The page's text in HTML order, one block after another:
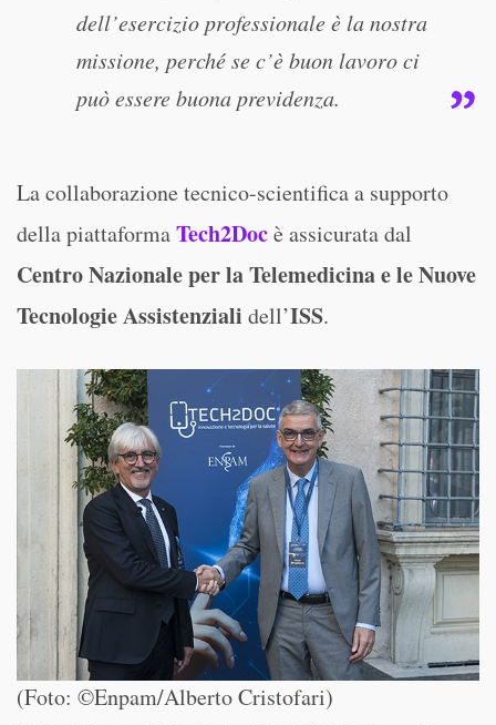
dell’esercizio professionale è la nostra
missione, perché se c’è buon lavoro ci
può essere buona previdenza.
La collaborazione tecnico-scientifica a supporto
della piattaformaTech2Docè assicurata dal
Centro Nazionale per la Telemedicina e le Nuove
Tecnologie Assistenziali dell’ISS.
(Foto: ©Enpam/Alberto Cristofari)